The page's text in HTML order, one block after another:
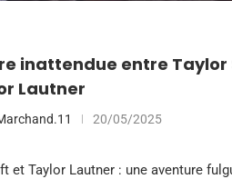
inattendue entre Taylor
Lautner
20/05/2025
et Taylor Lautner : une aventure